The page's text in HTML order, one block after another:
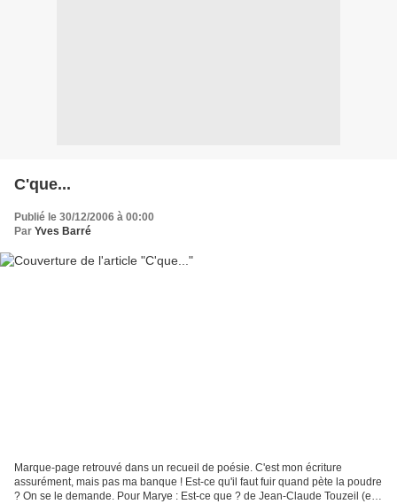
C'que...
Publié le 30/12/2006 à 00:00
Par Yves Barré
Marque-page retrouvé dans un recueil de poésie. C'est mon écriture
assurément, mais pas ma banque ! Est-ce qu'il faut fuir quand pète la poudre
? On se le demande. Pour Marye : Est-ce que ? de Jean-Claude Touzeil (et